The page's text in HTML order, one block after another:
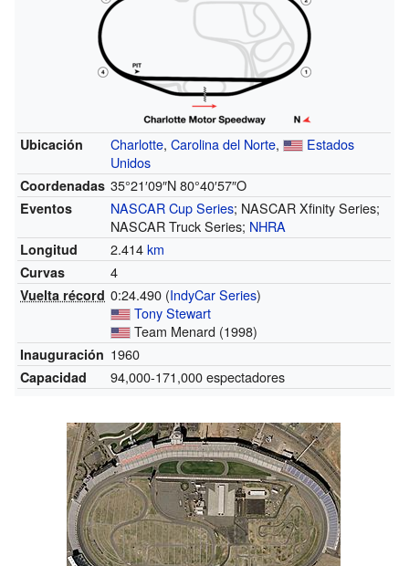
Ubicación Charlotte,Carolina del Norte,
Estados
Unidos
Coordenadas 35°21′09″N 80°40′57″O
Eventos NASCAR Cup Series; NASCAR Xfinity Series;
NASCAR Truck Series; NHRA
Longitud 2.414km
Curvas 4
Vuelta récord 0:24.490 (IndyCar Series)
Tony Stewart
Team Menard (1998)
Inauguración 1960
Capacidad 94,000-171,000 espectadores